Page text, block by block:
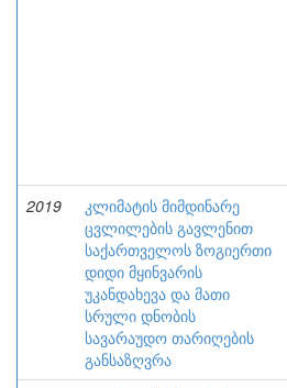
2019
კლიმატის მიმდინარე
ცვლილების გავლენით
საქართველოს ზოგიერთი
დიდი მყინვარის
უკანდახევა და მათი
სრული დნობის
სავარაუდო თარიღების
განსაზღვრა